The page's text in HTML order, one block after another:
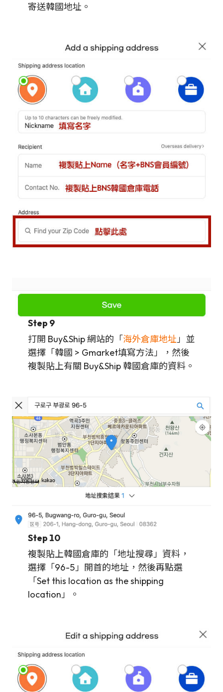
寄送韓國地址。
Step 9
打開 Buy&Ship 網站的「海外倉庫地址」並
選擇「韓國 > Gmarket填寫方法」，然後
複製貼上有關 Buy&Ship 韓國倉庫的資料。
Step 10
複製貼上韓國倉庫的「地址搜尋」資料，
選擇「96-5」開首的地址，然後再點選
「Set this location as the shipping
location」。